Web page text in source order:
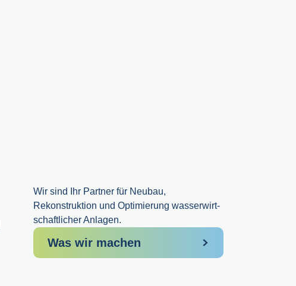
Wir sind Ihr Partner für Neubau,
Rekonstruktion und Optimierung wasserwirt­
schaftlicher Anlagen.
Was wir machen